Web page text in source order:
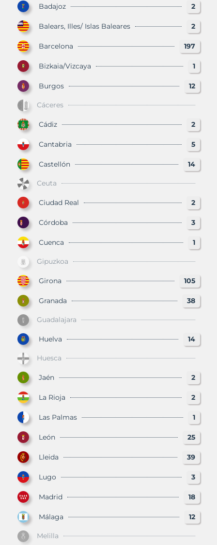
Badajoz 2
Balears, Illes/ Islas Baleares 2
Barcelona 197
Bizkaia/Vizcaya 1
Burgos 12
Cáceres
Cádiz 2
Cantabria 5
Castellón 14
Ceuta
Ciudad Real 2
Córdoba 3
Cuenca 1
Gipuzkoa
Girona 105
Granada 38
Guadalajara
Huelva 14
Huesca
Jaén 2
La Rioja 2
Las Palmas 1
León 25
Lleida 39
Lugo 3
Madrid 18
Málaga 12
Melilla